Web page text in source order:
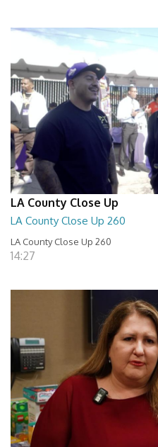
LA County Close Up
LA County Close Up 260
LA County Close Up 260
14:27